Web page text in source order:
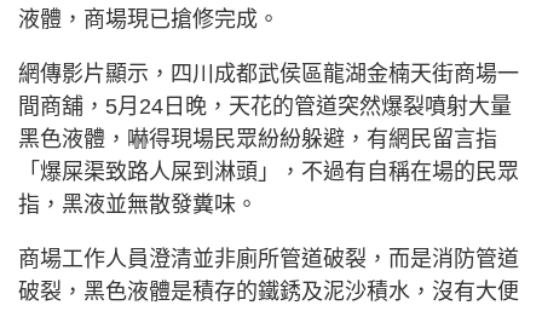
液體，商場現已搶修完成。
網傳影片顯示，四川成都武侯區龍湖金楠天街商場一
間商舖，5月24日晚，天花的管道突然爆裂噴射大量
黑色液體，嚇得現場民眾紛紛躲避，有網民留言指
「爆屎渠致路人屎到淋頭」，不過有自稱在場的民眾
指，黑液並無散發糞味。
商場工作人員澄清並非廁所管道破裂，而是消防管道
破裂，黑色液體是積存的鐵銹及泥沙積水，沒有大便